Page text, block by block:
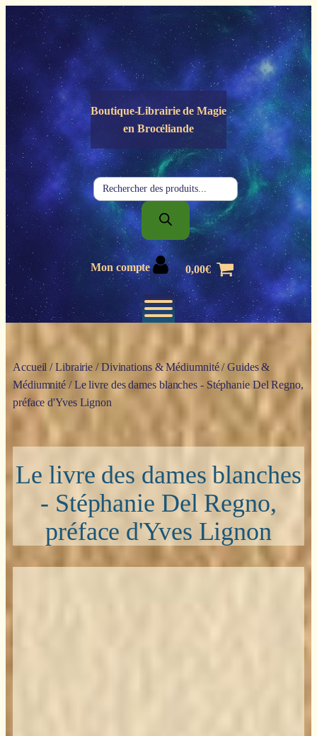
Panneau de gestion des cookies
Boutique-Librairie deMagie
en Brocéliande
Recherche
de
produits
Mon compte 0,00€
Accueil /Librairie /Divinations & Médiumnité/Guides &
Médiumnité / Le livre des dames blanches - Stéphanie Del Regno,
préface d'Yves Lignon
Le livre des dames blanches
- Stéphanie Del Regno,
préface d'Yves Lignon